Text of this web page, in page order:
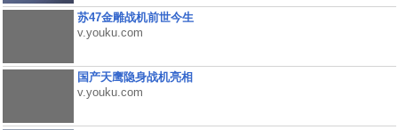
苏47金雕战机前世今生
v.youku.com
国产天鹰隐身战机亮相
v.youku.com